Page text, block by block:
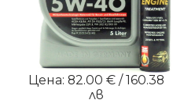
Цена: 82.00 € / 160.38
лв